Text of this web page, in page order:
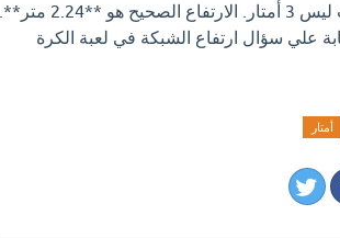
متر**.
علي سؤال ارتفاع الشبكة في لعبة الكرة
أمتار